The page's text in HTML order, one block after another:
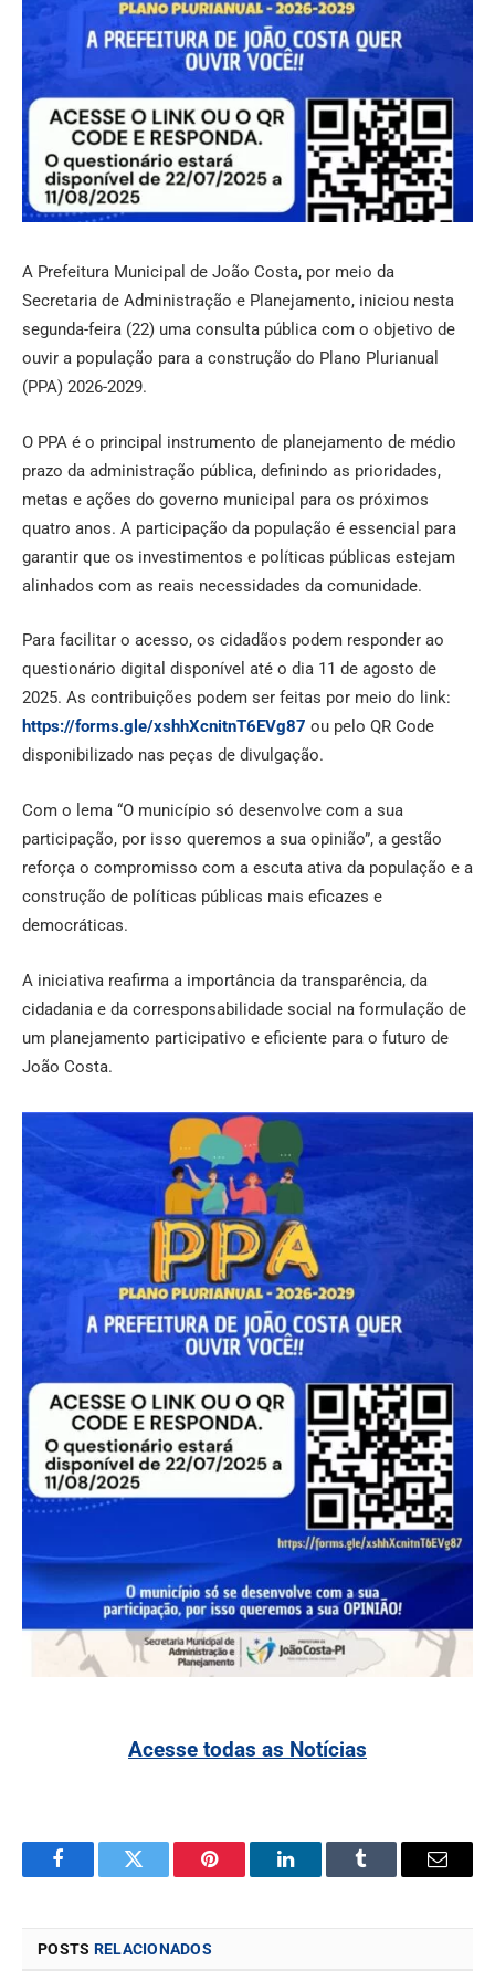
A Prefeitura Municipal de João Costa, por meio da
Secretaria de Administração e Planejamento, iniciou nesta
segunda-feira (22) uma consulta pública com o objetivo de
ouvir a população para a construção do Plano Plurianual
(PPA) 2026-2029.
O PPA é o principal instrumento de planejamento de médio
prazo da administração pública, definindo as prioridades,
metas e ações do governo municipal para os próximos
quatro anos. A participação da população é essencial para
garantir que os investimentos e políticas públicas estejam
alinhados com as reais necessidades da comunidade.
Para facilitar o acesso, os cidadãos podem responder ao
questionário digital disponível até o dia 11 de agosto de
2025. As contribuições podem ser feitas por meio do link:
https://forms.gle/xshhXcnitnT6EVg87 ou pelo QR Code
disponibilizado nas peças de divulgação.
Com o lema “O município só desenvolve com a sua
participação, por isso queremos a sua opinião”, a gestão
reforça o compromisso com a escuta ativa da população e a
construção de políticas públicas mais eficazes e
democráticas.
A iniciativa reafirma a importância da transparência, da
cidadania e da corresponsabilidade social na formulação de
um planejamento participativo e eficiente para o futuro de
João Costa.
Acesse todas as Notícias
FacebookTwitter Pinterest LinkedInTumblr Email
POSTS RELACIONADOS